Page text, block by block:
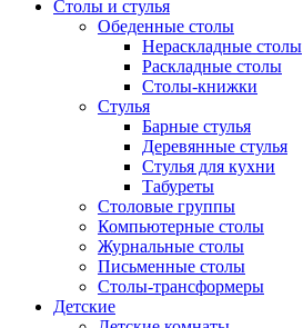
Столы и стулья
Обеденные столы
Нераскладные столы
Раскладные столы
Столы-книжки
Стулья
Барные стулья
Деревянные стулья
Стулья для кухни
Табуреты
Столовые группы
Компьютерные столы
Журнальные столы
Письменные столы
Столы-трансформеры
Детские